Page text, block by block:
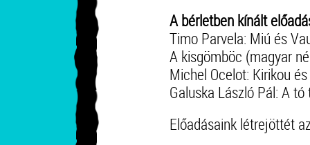
A bérletben kínált
Timo Parvela: Miú és
A kisgömböc (magyar
Michel Ocelot: Kirikou
Galuska László Pál: A tó
Előadásaink létrejöttét